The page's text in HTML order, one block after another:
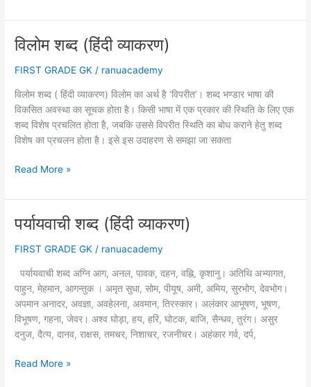
प्रमुख
स्रोत
विलोम शब्द (हिंदी व्याकरण)
FIRST GRADE GK / ranuacademy
विलोम शब्द ( हिंदी व्याकरण) विलोम का अर्थ है ‘विपरीत’। शब्द भण्डार भाषा की
विकसित अवस्था का सूचक होता है। किसी भाषा में एक प्रकार की स्थिति के लिए एक
शब्द विशेष प्रचलित होता है, जबकि उससे विपरीत स्थिति का बोध कराने हेतु शब्द
विशेष का प्रचलन होता है। इसे इस उदाहरण से समझा जा सकता
विलोम
(हिंदी
व्याकरण)
Read More »
पर्यायवाची शब्द (हिंदी व्याकरण)
FIRST GRADE GK / ranuacademy
पर्यायवाची शब्द अग्नि आग, अनल, पावक, दहन, वह्नि, कृशानु। अतिथि अभ्यागत,
पाहुन, मेहमान, आगन्तुक । अमृत सुधा, सोम, पीयूष, अमी, अमिय, सुरभोग, देवभोग।
अपमान अनादर, अवज्ञा, अवहेलना, अवमान, तिरस्कार। अलंकार आभूषण, भूषण,
विभूषण, गहना, जेवर। अश्व घोड़ा, हय, हरि, घोटक, बाजि, सैन्धव, तुरंग। असुर
दनुज, दैत्य, दानव, राक्षस, तमचर, निशाचर, रजनीचर। अहंकार गर्व, दर्प,
पर्यायवाची
Read More »